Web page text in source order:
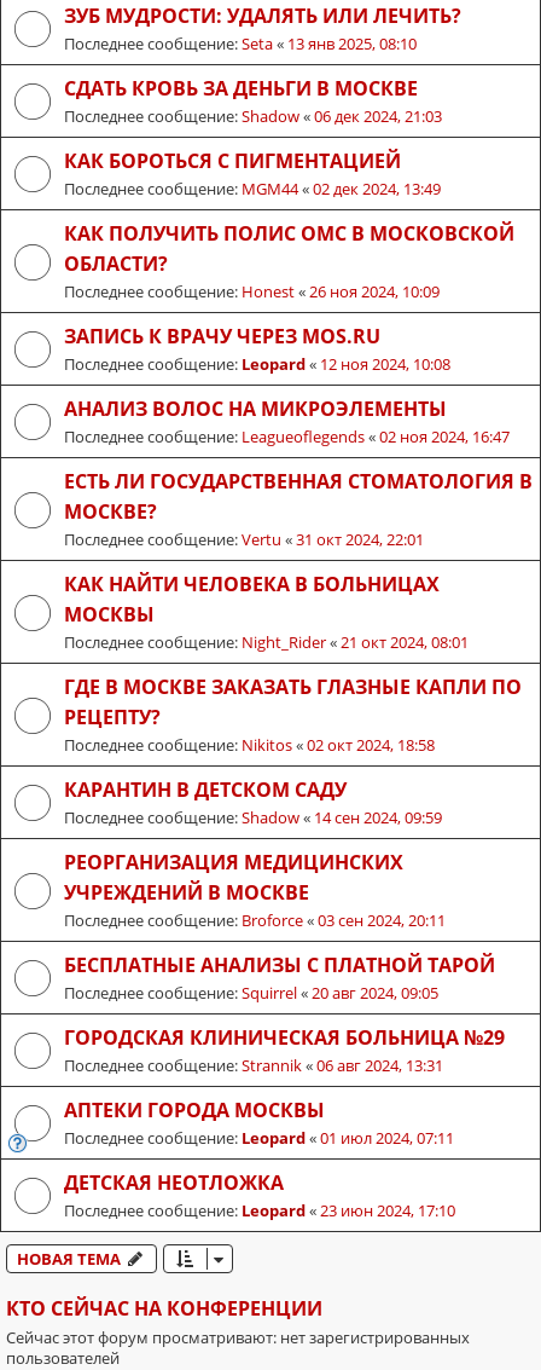
ЗУБ МУДРОСТИ: УДАЛЯТЬ ИЛИ ЛЕЧИТЬ?
Последнее сообщение:Seta« 13 янв 2025, 08:10
СДАТЬ КРОВЬ ЗА ДЕНЬГИ В МОСКВЕ
Последнее сообщение:Shadow«06 дек 2024, 21:03
КАК БОРОТЬСЯ С ПИГМЕНТАЦИЕЙ
Последнее сообщение: MGM44«02 дек 2024, 13:49
КАК ПОЛУЧИТЬ ПОЛИС ОМС В МОСКОВСКОЙ
ОБЛАСТИ?
Последнее сообщение: Honest« 26 ноя 2024, 10:09
ЗАПИСЬ К ВРАЧУ ЧЕРЕЗ MOS.RU
Последнее сообщение: Leopard« 12 ноя 2024, 10:08
АНАЛИЗ ВОЛОС НА МИКРОЭЛЕМЕНТЫ
Последнее сообщение: Leagueoflegends«02 ноя 2024, 16:47
ЕСТЬ ЛИ ГОСУДАРСТВЕННАЯ СТОМАТОЛОГИЯ В
МОСКВЕ?
Последнее сообщение:Vertu «31 окт 2024, 22:01
КАК НАЙТИ ЧЕЛОВЕКА В БОЛЬНИЦАХ
МОСКВЫ
Последнее сообщение: Night_Rider« 21 окт 2024, 08:01
ГДЕ В МОСКВЕ ЗАКАЗАТЬ ГЛАЗНЫЕ КАПЛИ ПО
РЕЦЕПТУ?
Последнее сообщение: Nikitos«02 окт 2024, 18:58
КАРАНТИН В ДЕТСКОМ САДУ
Последнее сообщение:Shadow« 14 сен 2024, 09:59
РЕОРГАНИЗАЦИЯ МЕДИЦИНСКИХ
УЧРЕЖДЕНИЙ В МОСКВЕ
Последнее сообщение: Broforce«03 сен 2024, 20:11
БЕСПЛАТНЫЕ АНАЛИЗЫ С ПЛАТНОЙ ТАРОЙ
Последнее сообщение:Squirrel« 20 авг 2024, 09:05
ГОРОДСКАЯ КЛИНИЧЕСКАЯ БОЛЬНИЦА №29
Последнее сообщение:Strannik«06 авг 2024, 13:31
АПТЕКИ ГОРОДА МОСКВЫ
Последнее сообщение: Leopard«01 июл 2024, 07:11
ДЕТСКАЯ НЕОТЛОЖКА
Последнее сообщение: Leopard« 23 июн 2024, 17:10
НОВАЯ ТЕМА
КТО СЕЙЧАС НА КОНФЕРЕНЦИИ
Сейчас этот форум просматривают: нет зарегистрированных
пользователей